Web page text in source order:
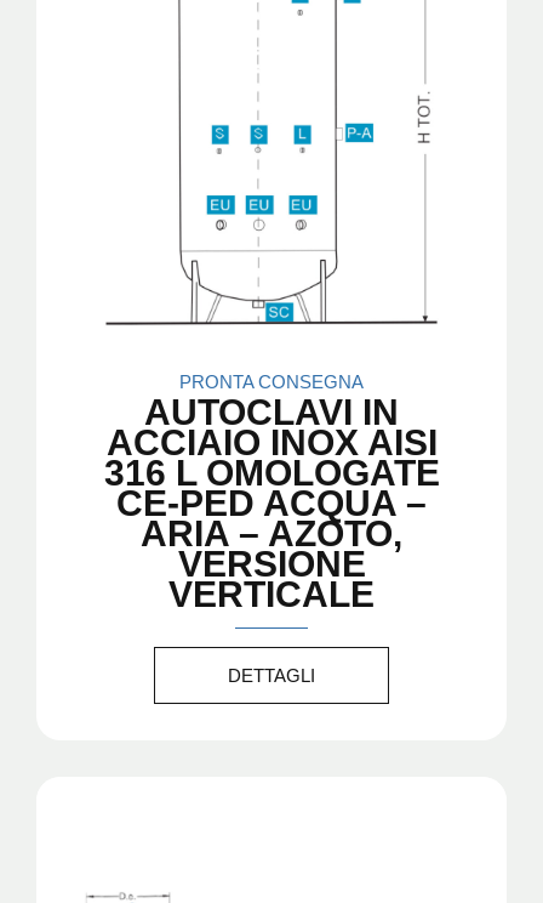
PRONTA CONSEGNA
AUTOCLAVI IN
ACCIAIO INOX AISI
316 L OMOLOGATE
CE-PED ACQUA –
ARIA – AZOTO,
VERSIONE
VERTICALE
DETTAGLI